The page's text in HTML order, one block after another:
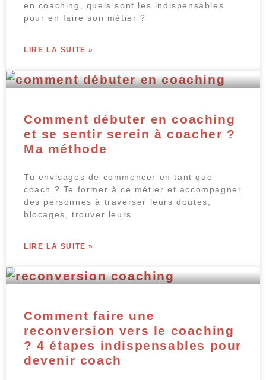
en coaching, quels sont les indispensables
pour en faire son métier ?
LIRE LA SUITE »
Comment débuter en coaching
et se sentir serein à coacher ?
Ma méthode
Tu envisages de commencer en tant que
coach ? Te former à ce métier et accompagner
des personnes à traverser leurs doutes,
blocages, trouver leurs
LIRE LA SUITE »
Comment faire une
reconversion vers le coaching
? 4 étapes indispensables pour
devenir coach